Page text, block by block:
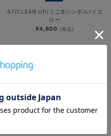
’47/CLEAN UP/ミニBシンボル/イエ
ロー
¥4,800 (税込)